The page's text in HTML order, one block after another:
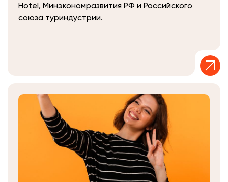
Hotel, Минэкономразвития РФ и Российского
союза туриндустрии.